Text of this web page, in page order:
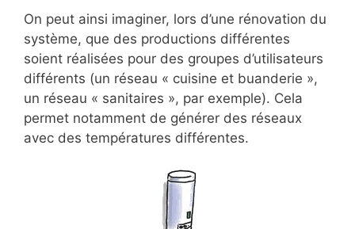
On peut ainsi imaginer, lors d’une rénovation du
système, que des productions différentes
soient réalisées pour des groupes d’utilisateurs
différents (un réseau « cuisine et buanderie »,
un réseau « sanitaires », par exemple). Cela
permet notamment de générer des réseaux
avec des températures différentes.